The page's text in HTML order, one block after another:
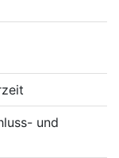
und